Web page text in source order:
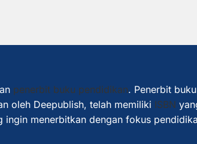
penerbit buku pendidikan. Penerbit
oleh Deepublish, telah memiliki ISBN
menerbitkan dengan fokus